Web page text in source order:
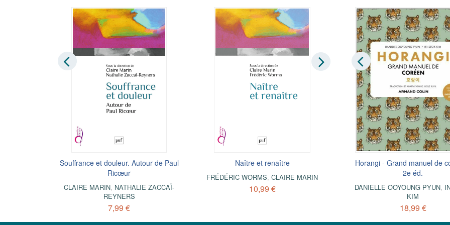
Souffrance et douleur. Autour de Paul
Ricœur
CLAIRE MARIN, NATHALIE ZACCAÏ-
REYNERS
7,99 €
Naître et renaître
FRÉDÉRIC WORMS, CLAIRE MARIN
10,99 €
De la nature à l’esprit
Études sur la philosophie française
XIXe siècle
12,99 €
Tout est (enfin) bon dans le cochon
SÉBASTIEN ABIS
14,99 €
L'empire des chiffres - 2e éd.
OLIVIER MARTIN
16,99 €
Horangi - Grand manuel de
2e éd.
DANIELLE OOYOUNG PYUN,
KIM
18,99 €